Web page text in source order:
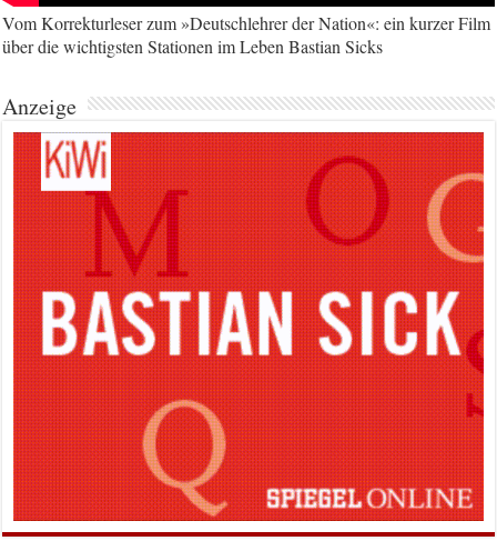
Vom Korrekturleser zum »Deutschlehrer der Nation«: ein kurzer Film
über die wichtigsten Stationen im Leben Bastian Sicks
Anzeige